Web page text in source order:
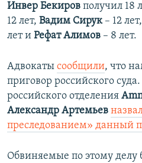
Инвер Бекиров получил 18
12 лет, Вадим Сирук – 12 лет,
лет и Рефат Алимов – 8 лет.​
Адвокаты сообщили, что
приговор российского
российского отделения
Александр Артемьев
преследованием» данный
Обвиняемые по этому